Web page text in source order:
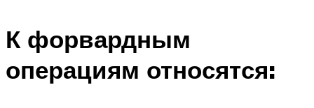
К форвардным
операциям относятся: